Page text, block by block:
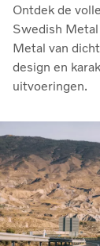
Ontdek de
Swedish
Metal van
design en
uitvoeringen.